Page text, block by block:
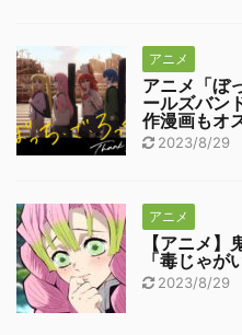
アニメ
アニメ「ぼ
ールズバン
作漫画もオ
2023/8/29
アニメ
【アニメ
「毒じゃが
2023/8/29